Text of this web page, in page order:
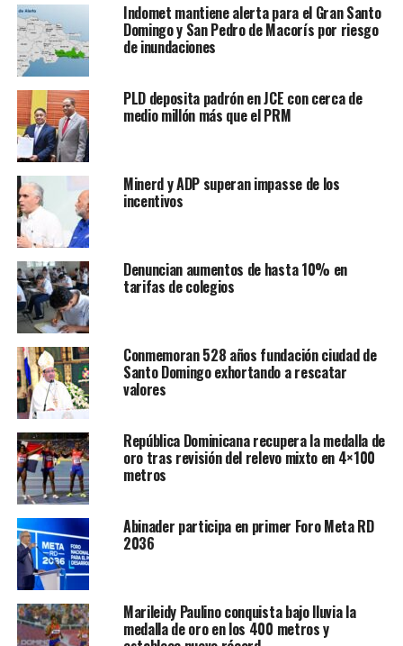
Indomet mantiene alerta para el Gran Santo
Domingo y San Pedro de Macorís por riesgo
de inundaciones
PLD deposita padrón en JCE con cerca de
medio millón más que el PRM
Minerd y ADP superan impasse de los
incentivos
Denuncian aumentos de hasta 10% en
tarifas de colegios
Conmemoran 528 años fundación ciudad de
Santo Domingo exhortando a rescatar
valores
República Dominicana recupera la medalla de
oro tras revisión del relevo mixto en 4×100
metros
Abinader participa en primer Foro Meta RD
2036
Marileidy Paulino conquista bajo lluvia la
medalla de oro en los 400 metros y